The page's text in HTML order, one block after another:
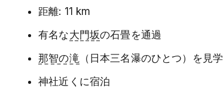
距離: 11 km
有名な大門坂の石畳を通過
那智の滝 （日本三名瀑のひとつ）を見学
神社近くに宿泊